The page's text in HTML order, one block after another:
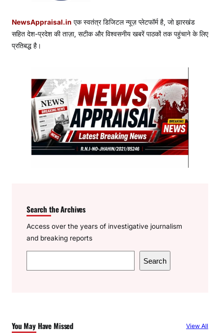
NewsAppraisal.in एक स्वतंत्र डिजिटल न्यूज़ प्लेटफॉर्म है, जो झारखंड
सहित देश-प्रदेश की ताज़ा, सटीक और विश्वसनीय खबरें पाठकों तक पहुंचाने के लिए
प्रतिबद्ध है।
Search the Archives
Access over the years of investigative journalism
and breaking reports
e
h
Search
You May Have Missed View All